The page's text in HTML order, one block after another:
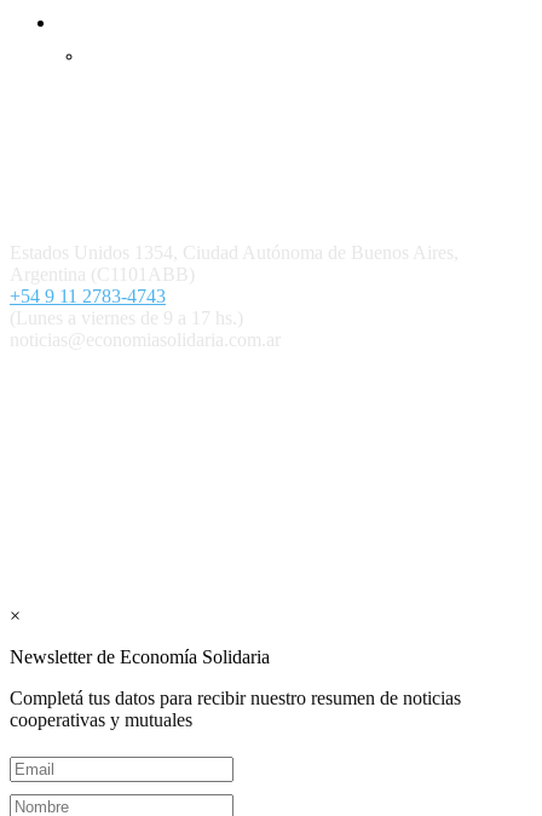
Estados Unidos 1354, Ciudad Autónoma de Buenos Aires,
Argentina (C1101ABB)
+54 9 11 2783-4743
(Lunes a viernes de 9 a 17 hs.)
noticias@economiasolidaria.com.ar
×
Newsletter de Economía Solidaria
Completá tus datos para recibir nuestro resumen de noticias
cooperativas y mutuales